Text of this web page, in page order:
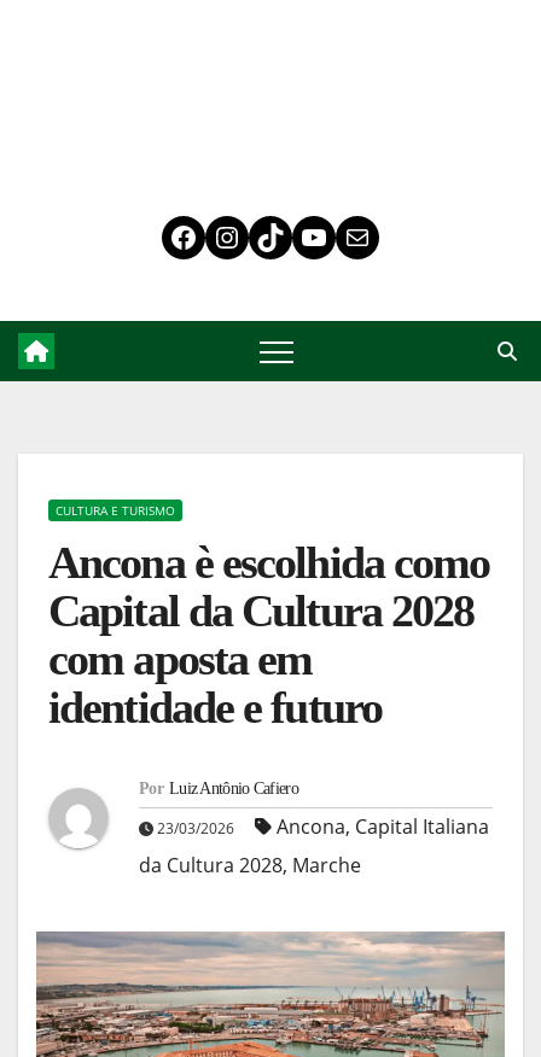
CULTURA E TURISMO
Ancona è escolhida como
Capital da Cultura 2028
com aposta em
identidade e futuro
Por Luiz Antônio Cafiero
23/03/2026 Ancona, Capital Italiana
da Cultura 2028, Marche